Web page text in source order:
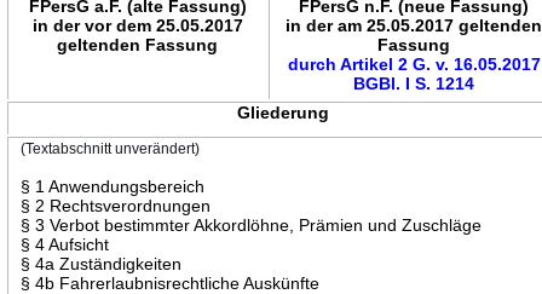
FPersG a.F. (alte Fassung)
in der vor dem 25.05.2017
geltenden Fassung
FPersG n.F. (neue Fassung)
in der am 25.05.2017 geltenden
Fassung
durch Artikel 2 G. v. 16.05.2017
BGBl. I S. 1214
Gliederung
(Textabschnitt unverändert)
§ 1 Anwendungsbereich
§ 2 Rechtsverordnungen
§ 3 Verbot bestimmter Akkordlöhne, Prämien und Zuschläge
§ 4 Aufsicht
§ 4a Zuständigkeiten
§ 4b Fahrerlaubnisrechtliche Auskünfte